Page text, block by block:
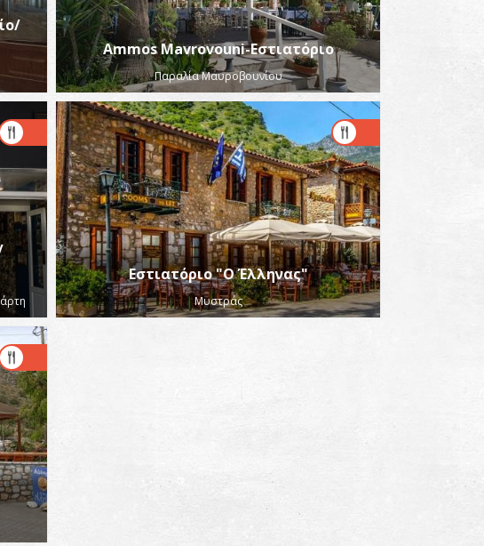
Ammos Mavrovouni-Εστιατόριο
Παραλία Μαυροβουνίου
Εστιατόριο "Ο Έλληνας"
Μυστράς